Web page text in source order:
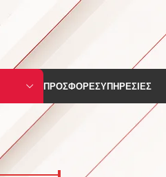
ΠΡΟΣΦΟΡΕΣΥΠΗΡΕΣΙΕΣ
Αρχική σελίδα